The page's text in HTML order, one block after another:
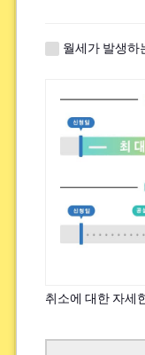
쉐어하우스 내
그 외
검토 가능한 집 임
월세가 발생하
취소에 대한 자세